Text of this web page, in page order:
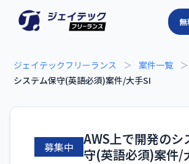
ジェイテックフリーランス ＞ 案件一覧 ＞
システム保守(英語必須)案件/大手SI
募集中
AWS上で開発のシ
守(英語必須)案件/